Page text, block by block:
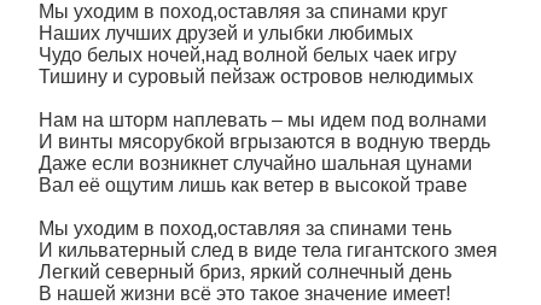
Мы уходим в поход,оставляя за спинами круг
Наших лучших друзей и улыбки любимых
Чудо белых ночей,над волной белых чаек игру
Тишину и суровый пейзаж островов нелюдимых
Нам на шторм наплевать – мы идем под волнами
И винты мясорубкой вгрызаются в водную твердь
Даже если возникнет случайно шальная цунами
Вал её ощутим лишь как ветер в высокой траве
Мы уходим в поход,оставляя за спинами тень
И кильватерный след в виде тела гигантского змея
Легкий северный бриз, яркий солнечный день
В нашей жизни всё это такое значение имеет!